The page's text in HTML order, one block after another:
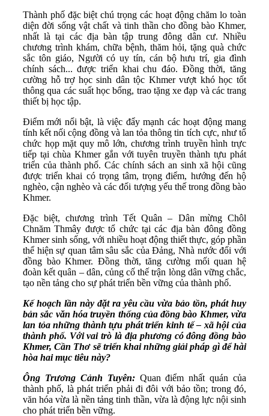
Thành phố đặc biệt chú trọng các hoạt động chăm lo toàn
diện đời sống vật chất và tinh thần cho đồng bào Khmer,
nhất là tại các địa bàn tập trung đông dân cư. Nhiều
chương trình khám, chữa bệnh, thăm hỏi, tặng quà chức
sắc tôn giáo, Người có uy tín, cán bộ hưu trí, gia đình
chính sách... được triển khai chu đáo. Đồng thời, tăng
cường hỗ trợ học sinh dân tộc Khmer vượt khó học tốt
thông qua các suất học bổng, trao tặng xe đạp và các trang
thiết bị học tập.
Điểm mới nổi bật, là việc đẩy mạnh các hoạt động mang
tính kết nối cộng đồng và lan tỏa thông tin tích cực, như tổ
chức họp mặt quy mô lớn, chương trình truyền hình trực
tiếp tại chùa Khmer gắn với tuyên truyền thành tựu phát
triển của thành phố. Các chính sách an sinh xã hội cũng
được triển khai có trọng tâm, trọng điểm, hướng đến hộ
nghèo, cận nghèo và các đối tượng yếu thế trong đồng bào
Khmer.
Đặc biệt, chương trình Tết Quân – Dân mừng Chôl
Chnăm Thmây được tổ chức tại các địa bàn đông đồng
Khmer sinh sống, với nhiều hoạt động thiết thực, góp phần
thể hiện sự quan tâm sâu sắc của Đảng, Nhà nước đối với
đồng bào Khmer. Đồng thời, tăng cường mối quan hệ
đoàn kết quân – dân, củng cố thế trận lòng dân vững chắc,
tạo nền tảng cho sự phát triển bền vững của thành phố.
Kế hoạch lần này đặt ra yêu cầu vừa bảo tồn, phát huy
bản sắc văn hóa truyền thống của đồng bào Khmer, vừa
lan tỏa những thành tựu phát triển kinh tế – xã hội của
thành phố. Với vai trò là địa phương có đông đồng bào
Khmer, Cần Thơ sẽ triển khai những giải pháp gì để hài
hòa hai mục tiêu này?
Ông Trương Cảnh Tuyên: Quan điểm nhất quán của
thành phố, là phát triển phải đi đôi với bảo tồn; trong đó,
văn hóa vừa là nền tảng tinh thần, vừa là động lực nội sinh
cho phát triển bền vững.